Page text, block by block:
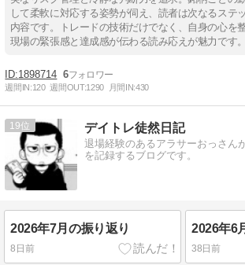
して柔軟に対応する姿勢が伺え、読者は次なるステ
内容です。トレードの技術だけでなく、自身の心を
現場の緊張感と達成感が伝わる読み応えが魅力です。
1898714 6
週間IN:120 週間OUT:1290 月間IN:430
19 デイトレ徒然日記
退場経験のあるアラサーおっさん
を記録するブログです。
2026年7月の振り返り
8日前
2026年6
38日前